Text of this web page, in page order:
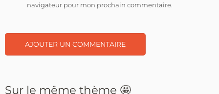
navigateur pour mon prochain commentaire.
Sur le même thème 🤩